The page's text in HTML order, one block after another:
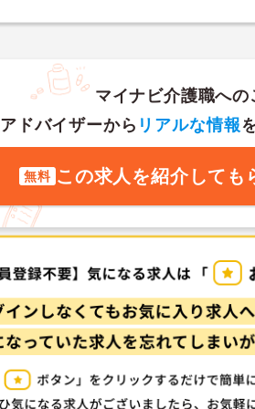
マイナビ介護職への
アドバイザーから リアルな情報
無料 この求人を紹介しても